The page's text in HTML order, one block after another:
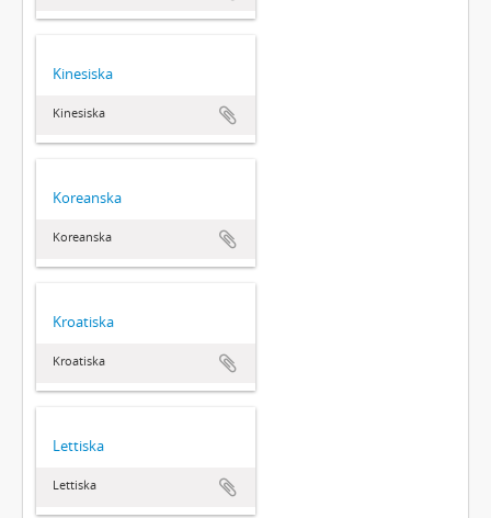
Kinesiska
Kinesiska
Koreanska
Koreanska
Kroatiska
Kroatiska
Lettiska
Lettiska